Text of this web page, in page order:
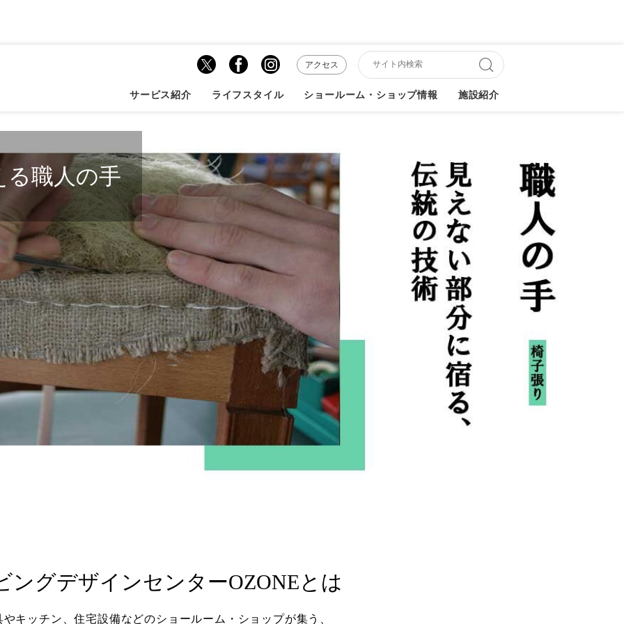
アクセス
サービス紹介 ライフスタイル ショールーム・ショップ情報 施設紹介
る職人の手
る職人の手
ングデザインセンターOZONEとは
やキッチン、住宅設備などのショールーム・ショップが集う、